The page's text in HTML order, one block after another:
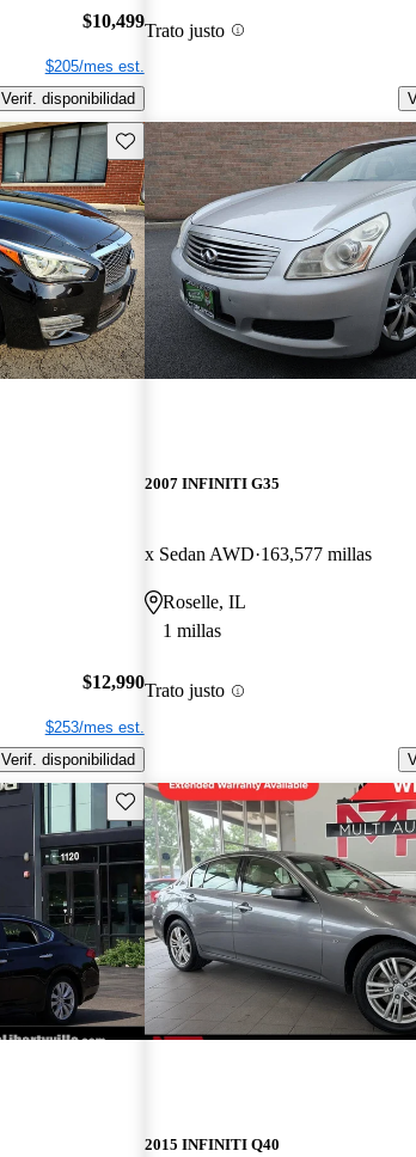
$10,499
$205/mes est.
Verif. disponibilidad
Trato justo
Guarda este Aviso
$12,990
$253/mes est.
Verif. disponibilidad
2007 INFINITI G35
x Sedan AWD 163,577 millas
Roselle, IL
1 millas
Trato justo
Guarda este Aviso
2015 INFINITI Q40